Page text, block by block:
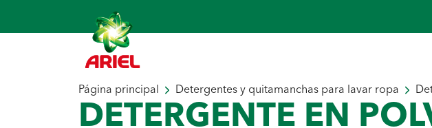
Página principal Detergentes y quitamanchas para lavar ropa
DETERGENTE EN